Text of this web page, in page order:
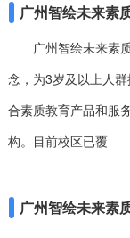
广州智绘未来素
广州智绘未来素质
念，为3岁及以上人
合素质教育产品和服
构。目前校区已覆
广州智绘未来素